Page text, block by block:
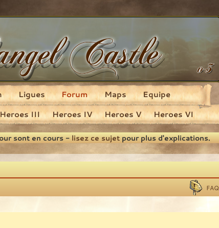
Heroes III Heroes IV Heroes V Heroes VI
Ligues Forum Maps Equipe
sont en cours -lisez ce sujetpour plus d'explications.
FAQ